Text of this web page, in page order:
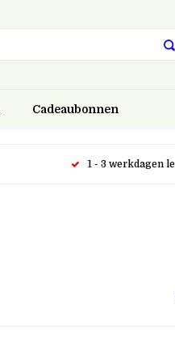
Cadeaubonnen
1 - 3 werkdagen